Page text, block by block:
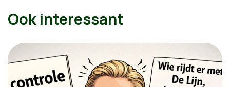
Ook interessant